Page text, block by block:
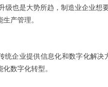
级也是大势所趋，制造业企业想
产管理。
统企业提供信息化和数字化解决
数字化转型。